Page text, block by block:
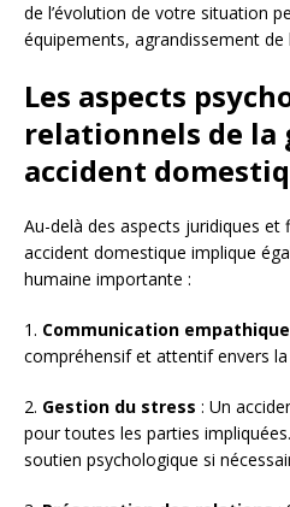
de l’évolution de votre situation
équipements, agrandissement de
Les aspects
relationnels de la
accident
Au-delà des aspects juridiques et
accident domestique implique
humaine importante :
1. Communication empathique
compréhensif et attentif envers
2. Gestion du stress : Un
pour toutes les parties
soutien psychologique si